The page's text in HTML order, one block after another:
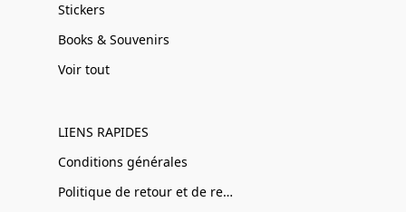
Stickers
Books & Souvenirs
Voir tout
LIENS RAPIDES
Conditions générales
Politique de retour et de remboursement